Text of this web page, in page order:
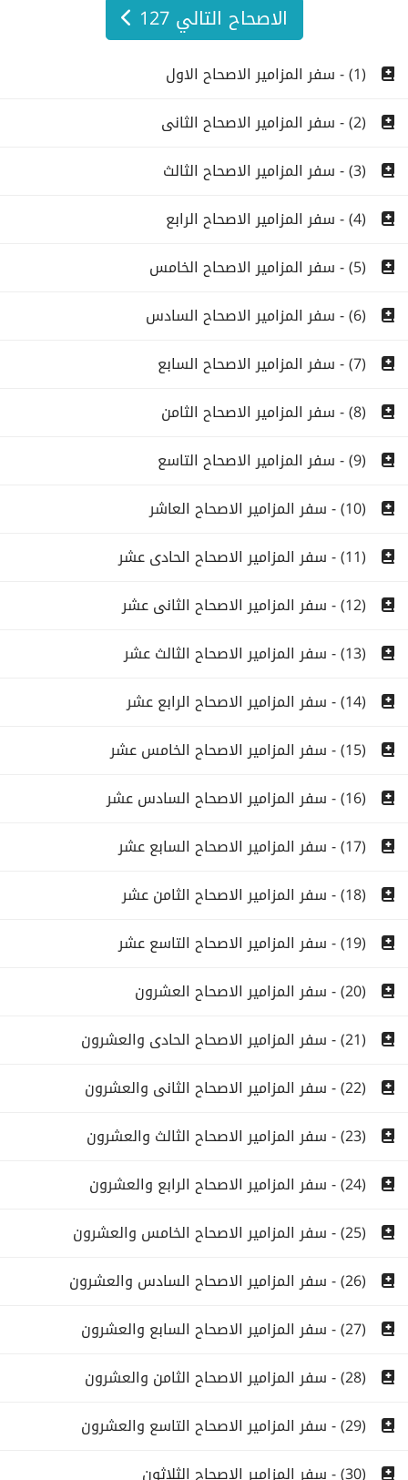
الاصحاح التالي 127
(1) - سفر المزامير الاصحاح الاول
(2) - سفر المزامير الاصحاح الثانى
(3) - سفر المزامير الاصحاح الثالث
(4) - سفر المزامير الاصحاح الرابع
(5) - سفر المزامير الاصحاح الخامس
(6) - سفر المزامير الاصحاح السادس
(7) - سفر المزامير الاصحاح السابع
(8) - سفر المزامير الاصحاح الثامن
(9) - سفر المزامير الاصحاح التاسع
(10) - سفر المزامير الاصحاح العاشر
(11) - سفر المزامير الاصحاح الحادى عشر
(12) - سفر المزامير الاصحاح الثانى عشر
(13) - سفر المزامير الاصحاح الثالث عشر
(14) - سفر المزامير الاصحاح الرابع عشر
(15) - سفر المزامير الاصحاح الخامس عشر
(16) - سفر المزامير الاصحاح السادس عشر
(17) - سفر المزامير الاصحاح السابع عشر
(18) - سفر المزامير الاصحاح الثامن عشر
(19) - سفر المزامير الاصحاح التاسع عشر
(20) - سفر المزامير الاصحاح العشرون
(21) - سفر المزامير الاصحاح الحادى والعشرون
(22) - سفر المزامير الاصحاح الثانى والعشرون
(23) - سفر المزامير الاصحاح الثالث والعشرون
(24) - سفر المزامير الاصحاح الرابع والعشرون
(25) - سفر المزامير الاصحاح الخامس والعشرون
(26) - سفر المزامير الاصحاح السادس والعشرون
(27) - سفر المزامير الاصحاح السابع والعشرون
(28) - سفر المزامير الاصحاح الثامن والعشرون
(29) - سفر المزامير الاصحاح التاسع والعشرون
(30) - سفر المزامير الاصحاح الثلاثون